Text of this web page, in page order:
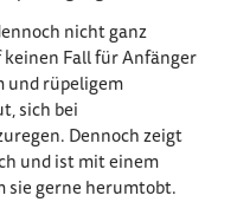
nicht ganz
Fall für Anfänger
und rüpeligem
sich bei
Dennoch zeigt
und ist mit einem
sie gerne herumtobt.